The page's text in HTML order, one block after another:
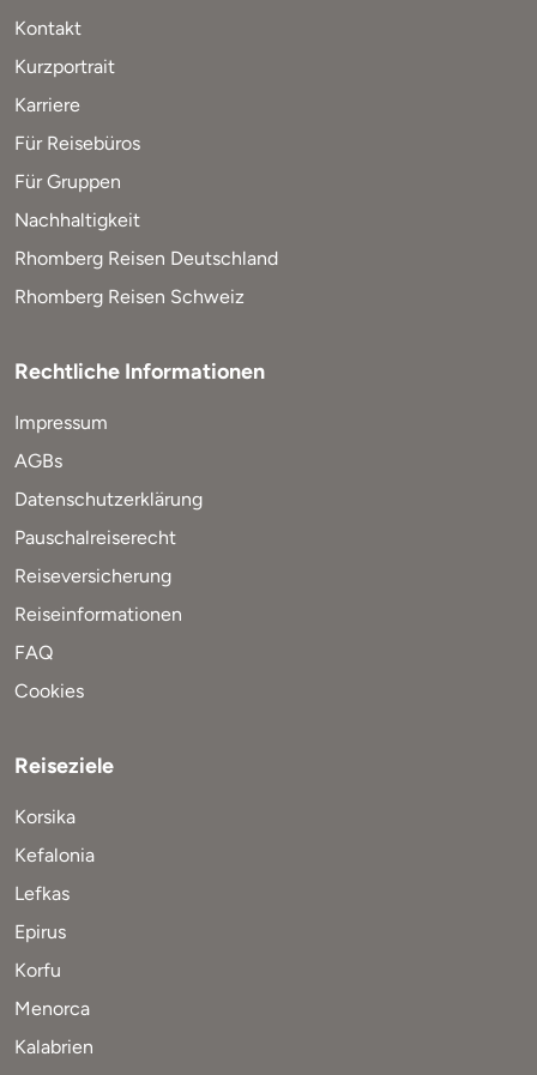
Kontakt
Kurzportrait
Karriere
Für Reisebüros
Für Gruppen
Nachhaltigkeit
Rhomberg Reisen Deutschland
Rhomberg Reisen Schweiz
Rechtliche Informationen
Impressum
AGBs
Datenschutzerklärung
Pauschalreiserecht
Reiseversicherung
Reiseinformationen
FAQ
Cookies
Reiseziele
Korsika
Kefalonia
Lefkas
Epirus
Korfu
Menorca
Kalabrien